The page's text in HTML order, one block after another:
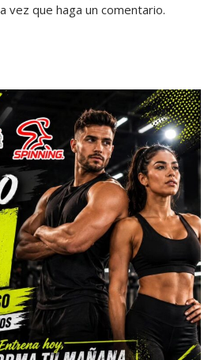
vez que haga un comentario.